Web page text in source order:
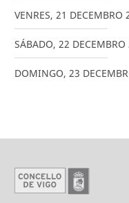
VENRES, 21 DECEMBRO
SÁBADO, 22 DECEMBRO
DOMINGO, 23